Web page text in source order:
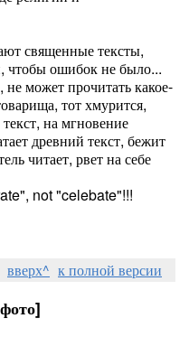
священные тексты,
чтобы ошибок не было...
может прочитать какое-
тот хмурится,
на мгновение
древний текст, бежит
читает, рвет на себе
not "celebate"!!!
вверх^ к полной версии